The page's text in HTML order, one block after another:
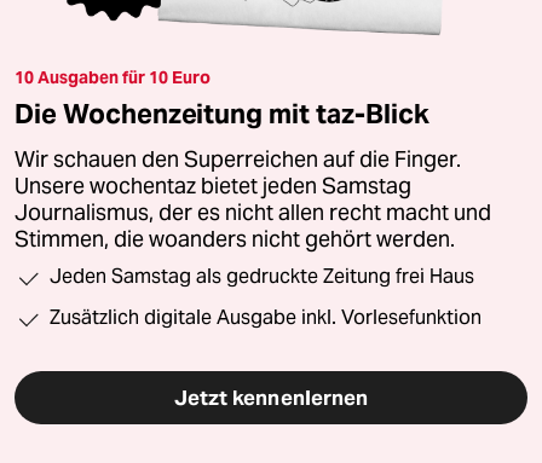
10 Ausgaben für 10 Euro
Die Wochenzeitung mit taz-Blick
Wir schauen den Superreichen auf die Finger.
Unsere wochentaz bietet jeden Samstag
Journalismus, der es nicht allen recht macht und
Stimmen, die woanders nicht gehört werden.
Jeden Samstag als gedruckte Zeitung frei Haus
Zusätzlich digitale Ausgabe inkl. Vorlesefunktion
Jetzt kennenlernen